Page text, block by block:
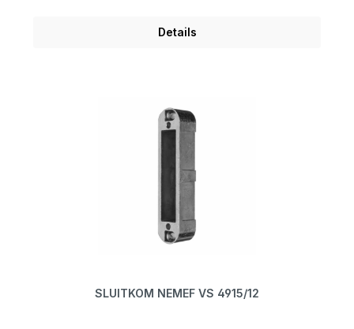
Details
SLUITKOM NEMEF VS 4915/12